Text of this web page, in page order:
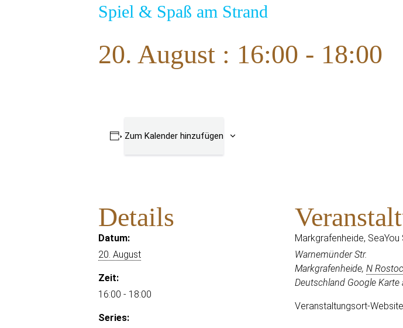
Spiel & Spaß am Strand
20. August : 16:00 - 18:00
Zum Kalender hinzufügen
Details
Datum:
20. August
Zeit:
16:00 - 18:00
Series:
Markgrafenheide, SeaYou
Warnemünder Str.
Markgrafenheide, N
Deutschland Google Karte
Veranstaltungsort-